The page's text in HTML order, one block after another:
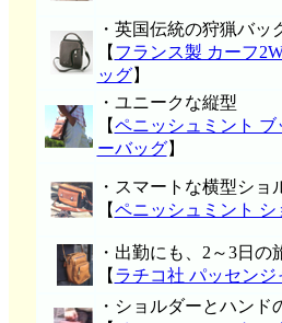
・英国伝統の狩猟バッ
【 フランス製 カーフ
ッグ】
・ユニークな縦型
【ペニッシュミント ブ
ーバッグ】
・スマートな横型ショ
【ペニッシュミント
・出勤にも、2～3日の
【 ラチコ社 パッセンジ
・ショルダーとハンド